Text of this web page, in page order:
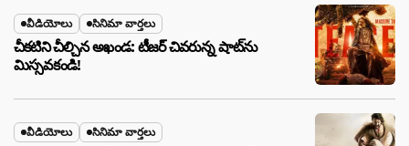
వీడియోలు సినిమా వార్తలు
చీకటిని చీల్చిన అఖండ: టీజర్ చివరున్న షాట్‌ను
మిస్సవకండి!
వీడియోలు సినిమా వార్తలు